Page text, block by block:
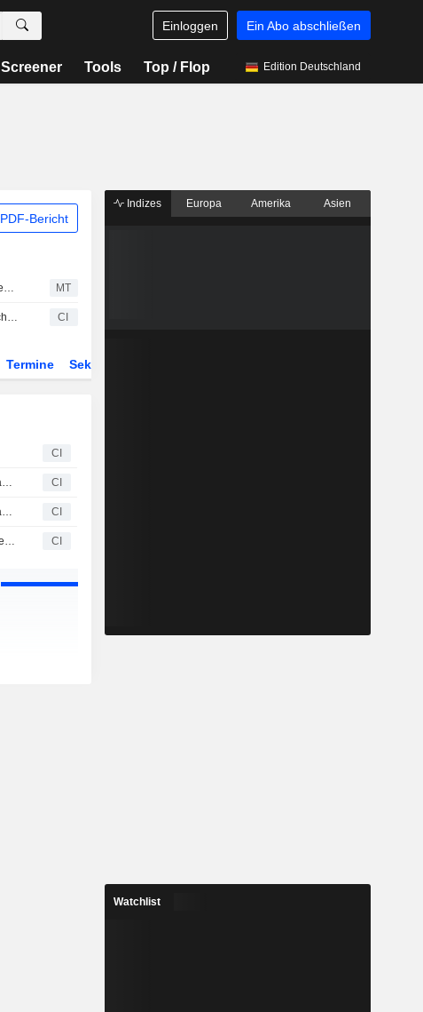
Einloggen Ein Abo abschließen
Screener Tools Top / Flop Edition Deutschland
PDF-Bericht
Toyo Tire: Gewinn klettert im ersten Quartal um 15% MT
Toyo Tire Corporation veröffentlicht Ergebniszahlen für das erste Quartal zum 31. März 2026 CI
Termine Sektor
CI
Toyo Tire Corporation gibt konsolidierte Gewinnprognose für das erste Halbjahr bis Juni 2022, das zweite Halbjahr bis Dezember 2022 und das Gesamtjahr bis Dezember 2022 ab CI
Toyo Tire Corporation gibt konsolidierte Gewinnprognose für das erste Halbjahr und das gesamte Geschäftsjahr bis zum 31. Dezember 2021 bekannt CI
Toyo Tire Corporation gibt konsolidierte Gewinnprognose für das am 31. Dezember 2020 endende Jahr ab CI
Indizes Europa Amerika Asien
Watchlist